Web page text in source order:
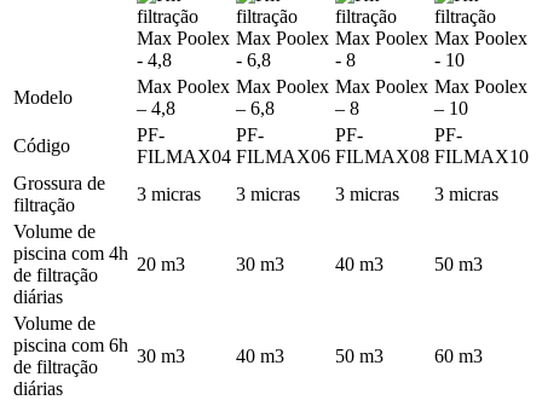
Modelo
Max Poolex
– 4,8
Max Poolex
– 6,8
Max Poolex
– 8
Max Poolex
– 10
Código
PF-
FILMAX04
PF-
FILMAX06
PF-
FILMAX08
PF-
FILMAX10
Grossura de
filtração
3 micras 3 micras 3 micras
3 micras
Volume de
piscina com 4h
de filtração
diárias
20 m3 30 m3 40 m3 50 m3
Volume de
piscina com 6h
de filtração
diárias
30 m3 40 m3 50 m3 60 m3